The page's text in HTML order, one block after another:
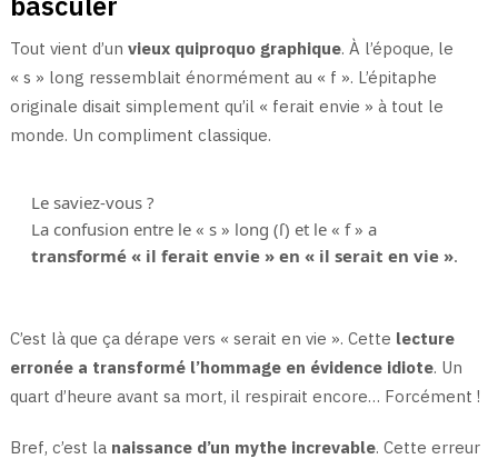
Tout vient d’un vieux quiproquo graphique. À l’époque, le
« s » long ressemblait énormément au « f ». L’épitaphe
originale disait simplement qu’il « ferait envie » à tout le
monde. Un compliment classique.
Le saviez-vous ?
La confusion entre le « s » long (ſ) et le « f » a
transformé « il ferait envie » en « il serait en vie ».
C’est là que ça dérape vers « serait en vie ». Cette lecture
erronée a transformé l’hommage en évidence idiote. Un
quart d’heure avant sa mort, il respirait encore… Forcément !
Bref, c’est la naissance d’un mythe increvable. Cette erreur